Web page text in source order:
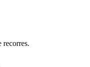
recorres.